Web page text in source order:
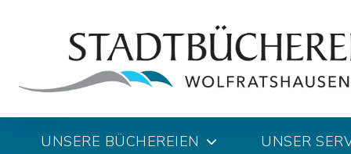
UNSERE BÜCHEREIEN UNSER